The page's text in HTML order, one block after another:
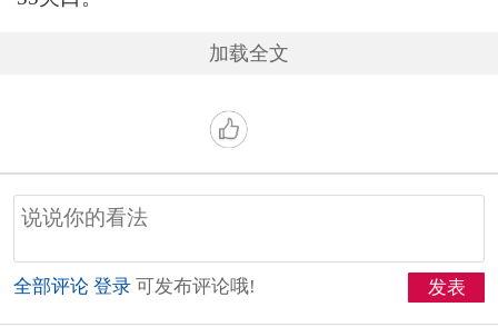
加载全文
全部评论 登录 可发布评论哦! 发表